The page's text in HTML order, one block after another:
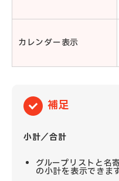
カレンダー表示
補足
小計／合計
グループリストと名
の小計を表示できます